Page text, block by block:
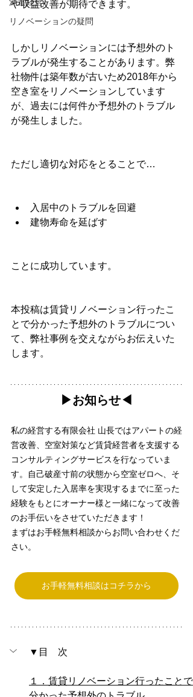
リノベーションの疑問
や収益改善が期待できます。
しかしリノベーションには予想外のト
ラブルが発生することがあります。弊
社物件は築年数が古いため2018年から
空き室をリノベーションしています
が、過去には何件か予想外のトラブル
が発生しました。
ただし適切な対応をとることで…
入居中のトラブルを回避
建物寿命を延ばす
ことに成功しています。
本投稿は賃貸リノベーション行ったこ
とで分かった予想外のトラブルについ
て、弊社事例を交えながらお伝えいた
します。
▶︎お知らせ◀︎
私の経営する有限会社 山長ではアパートの経
営改善、空室対策など賃貸経営者を支援する
コンサルティングサービスを行なっていま
す。自己破産寸前の状態から空室ゼロへ、そ
して安定した入居率を実現するまでに至った
経験をもとにオーナー様と一緒になって改善
のお手伝いをさせていただきます！
まずはお手軽無料相談からお問い合わせくだ
さい。
お手軽無料相談はコチラから
▼目　次
１．賃貸リノベーション行ったことで